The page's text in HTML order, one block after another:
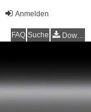
Anmelden
FAQ Suche Downloads